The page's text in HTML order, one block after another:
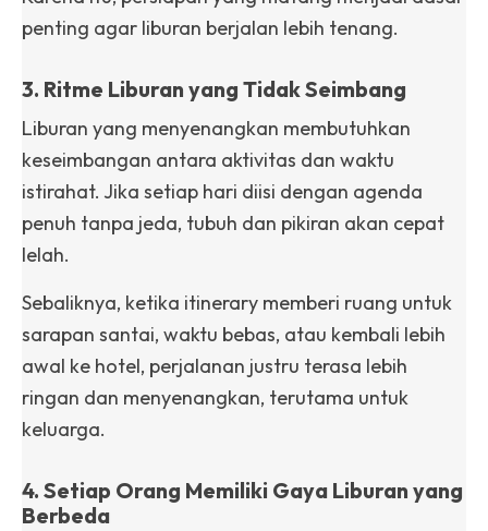
penting agar liburan berjalan lebih tenang.
3. Ritme Liburan yang Tidak Seimbang
Liburan yang menyenangkan membutuhkan
keseimbangan antara aktivitas dan waktu
istirahat. Jika setiap hari diisi dengan agenda
penuh tanpa jeda, tubuh dan pikiran akan cepat
lelah.
Sebaliknya, ketika itinerary memberi ruang untuk
sarapan santai, waktu bebas, atau kembali lebih
awal ke hotel, perjalanan justru terasa lebih
ringan dan menyenangkan, terutama untuk
keluarga.
4. Setiap Orang Memiliki Gaya Liburan yang
Berbeda